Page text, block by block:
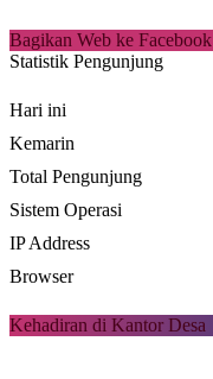
Bagikan Web ke Facebook
Statistik Pengunjung
Hari ini
Kemarin
Total Pengunjung
Sistem Operasi
IP Address
Browser
Kehadiran di Kantor Desa